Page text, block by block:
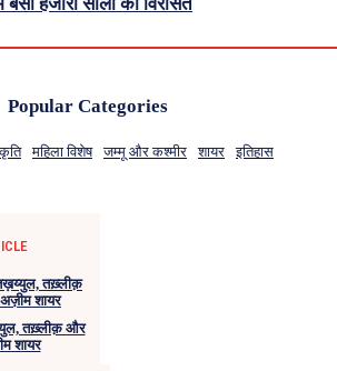
हजारों सालों की विरासत
Popular Categories
महिला विशेष जम्मू और कश्मीर शायर इतिहास
तख़्लीक़ और
शायर